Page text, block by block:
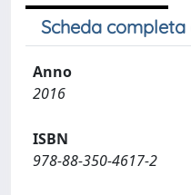
Scheda completa
Anno
2016
ISBN
978-88-350-4617-2